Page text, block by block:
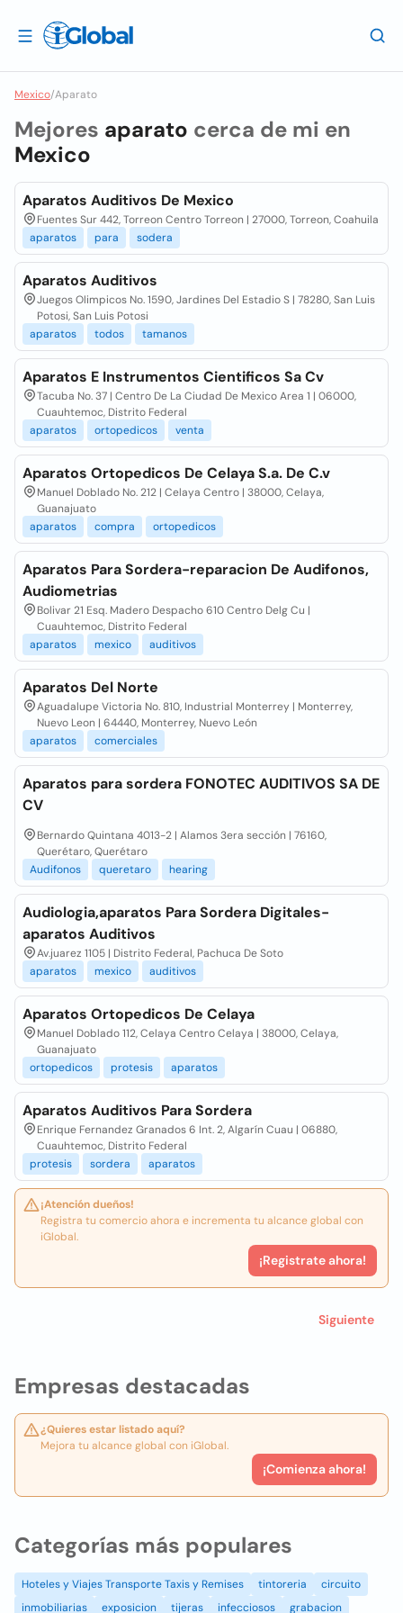
Mexico/Aparato
Empresas destacadas
¿Quieres estar listado aquí?
Mejora tu alcance global con iGlobal.
¡Comienza ahora!
Mejores aparato cerca de mi en
Mexico
Aparatos Auditivos De Mexico
Fuentes Sur 442, Torreon Centro Torreon | 27000, Torreon, Coahuila
aparatos
para sodera
Aparatos Auditivos
Juegos Olimpicos No. 1590, Jardines Del Estadio S | 78280, San Luis
Potosi, San Luis Potosi
aparatos
todos tamanos
Aparatos E Instrumentos Cientificos Sa Cv
Tacuba No. 37 | Centro De La Ciudad De Mexico Area 1 | 06000,
Cuauhtemoc, Distrito Federal
aparatos
ortopedicos venta
Aparatos Ortopedicos De Celaya S.a. De C.v
Manuel Doblado No. 212 | Celaya Centro | 38000, Celaya,
Guanajuato
aparatos
compra ortopedicos
Aparatos Para Sordera-reparacion De Audifonos,
Audiometrias
Bolivar 21 Esq. Madero Despacho 610 Centro Delg Cu |
Cuauhtemoc, Distrito Federal
aparatos
mexico auditivos
Aparatos Del Norte
Aguadalupe Victoria No. 810, Industrial Monterrey | Monterrey,
Nuevo Leon | 64440, Monterrey, Nuevo León
aparatos
comerciales
Aparatos para sordera FONOTEC AUDITIVOS SA DE
CV
Bernardo Quintana 4013-2 | Alamos 3era sección | 76160,
Querétaro, Querétaro
Audifonos
queretaro hearing
Audiologia,aparatos Para Sordera Digitales-
aparatos Auditivos
Av.juarez 1105 | Distrito Federal, Pachuca De Soto
aparatos
mexico auditivos
Aparatos Ortopedicos De Celaya
Manuel Doblado 112, Celaya Centro Celaya | 38000, Celaya,
Guanajuato
ortopedicos
protesis aparatos
Aparatos Auditivos Para Sordera
Enrique Fernandez Granados 6 Int. 2, Algarín Cuau | 06880,
Cuauhtemoc, Distrito Federal
protesis
sordera aparatos
¡Atención dueños!
Registra tu comercio ahora e incrementa tu alcance global con
iGlobal.
¡Registrate ahora!
Siguiente
Categorías más populares
Hoteles y Viajes Transporte Taxis y Remises tintoreria
circuito
inmobiliarias
exposicion tijeras infecciosos grabacion